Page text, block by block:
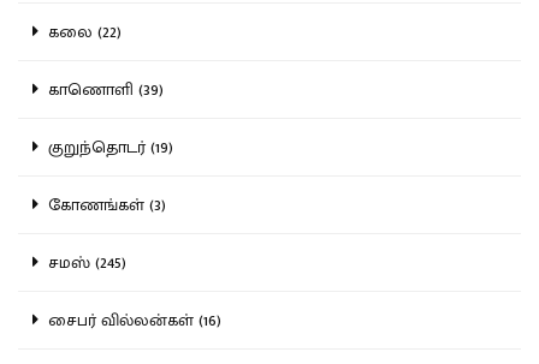
கலை (22)
காணொளி (39)
குறுந்தொடர் (19)
கோணங்கள் (3)
சமஸ் (245)
சைபர் வில்லன்கள் (16)